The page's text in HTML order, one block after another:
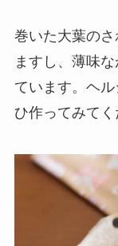
巻いた大葉の
ますし、薄味
ています。ヘ
ひ作ってみてく